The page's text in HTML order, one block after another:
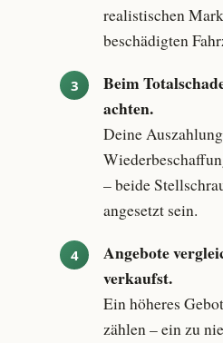
realistischen
beschädigten
Beim
achten.
Deine
– beide
angesetzt sein.
Angebote
verkaufst.
Ein höheres
zählen – ein zu